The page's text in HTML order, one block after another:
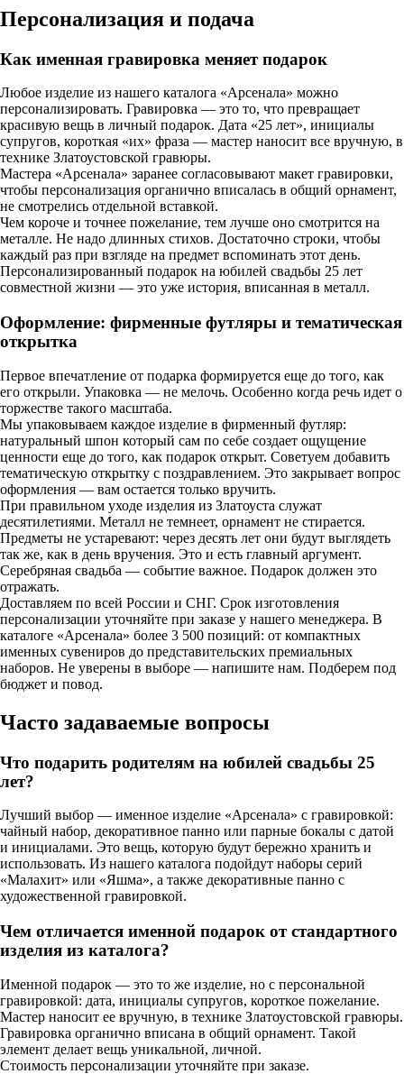
Персонализация и подача
Как именная гравировка меняет подарок
Любое изделие из нашего каталога «Арсенала» можно
персонализировать. Гравировка — это то, что превращает
красивую вещь в личный подарок. Дата «25 лет», инициалы
супругов, короткая «их» фраза — мастер наносит все вручную, в
технике Златоустовской гравюры.
Мастера «Арсенала» заранее согласовывают макет гравировки,
чтобы персонализация органично вписалась в общий орнамент,
не смотрелись отдельной вставкой.
Чем короче и точнее пожелание, тем лучше оно смотрится на
металле. Не надо длинных стихов. Достаточно строки, чтобы
каждый раз при взгляде на предмет вспоминать этот день.
Персонализированный подарок на юбилей свадьбы 25 лет
совместной жизни — это уже история, вписанная в металл.
Оформление: фирменные футляры и тематическая
открытка
Первое впечатление от подарка формируется еще до того, как
его открыли. Упаковка — не мелочь. Особенно когда речь идет о
торжестве такого масштаба.
Мы упаковываем каждое изделие в фирменный футляр:
натуральный шпон который сам по себе создает ощущение
ценности еще до того, как подарок открыт. Советуем добавить
тематическую открытку с поздравлением. Это закрывает вопрос
оформления — вам остается только вручить.
При правильном уходе изделия из Златоуста служат
десятилетиями. Металл не темнеет, орнамент не стирается.
Предметы не устаревают: через десять лет они будут выглядеть
так же, как в день вручения. Это и есть главный аргумент.
Серебряная свадьба — событие важное. Подарок должен это
отражать.
Доставляем по всей России и СНГ. Срок изготовления
персонализации уточняйте при заказе у нашего менеджера. В
каталоге «Арсенала» более 3 500 позиций: от компактных
именных сувениров до представительских премиальных
наборов. Не уверены в выборе — напишите нам. Подберем под
бюджет и повод.
Часто задаваемые вопросы
Что подарить родителям на юбилей свадьбы 25
лет?
Лучший выбор — именное изделие «Арсенала» с гравировкой:
чайный набор, декоративное панно или парные бокалы с датой
и инициалами. Это вещь, которую будут бережно хранить и
использовать. Из нашего каталога подойдут наборы серий
«Малахит» или «Яшма», а также декоративные панно с
художественной гравировкой.
Чем отличается именной подарок от стандартного
изделия из каталога?
Именной подарок — это то же изделие, но с персональной
гравировкой: дата, инициалы супругов, короткое пожелание.
Мастер наносит ее вручную, в технике Златоустовской гравюры.
Гравировка органично вписана в общий орнамент. Такой
элемент делает вещь уникальной, личной.
Стоимость персонализации уточняйте при заказе.